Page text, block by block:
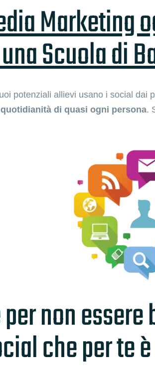
Marketing
Scuola di
potenziali allievi usano i social
di quasi ogni persona.
non
che per te